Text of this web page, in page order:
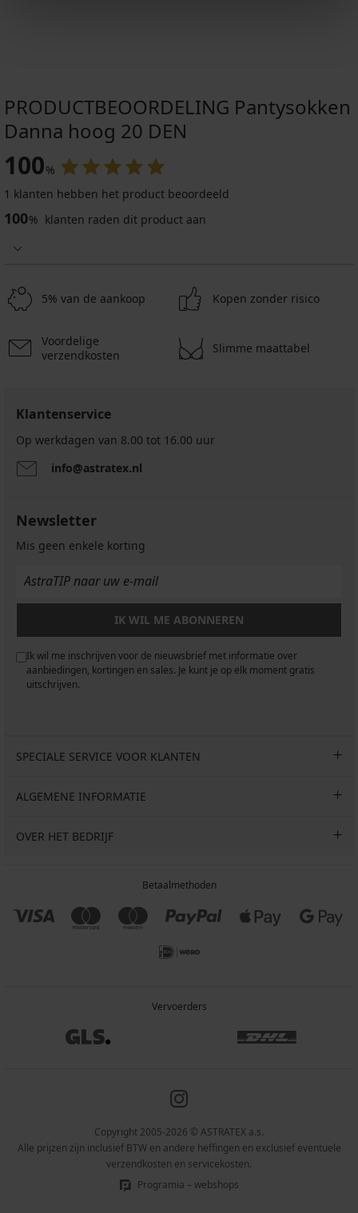
PRODUCTBEOORDELING Pantysokken
Danna hoog 20 DEN
100%
1 klanten hebben het product beoordeeld
100% klanten raden dit product aan
5% van de aankoop Kopen zonder risico
Voordelige
verzendkosten
Slimme maattabel
Klantenservice
Op werkdagen van 8.00 tot 16.00 uur
info@astratex.nl
Newsletter
Mis geen enkele korting
IK WIL ME ABONNEREN
Ik wil me inschrijven voor de nieuwsbrief met informatie over
aanbiedingen, kortingen en sales. Je kunt je op elk moment gratis
uitschrijven.
SPECIALE SERVICE VOOR KLANTEN
ALGEMENE INFORMATIE
OVER HET BEDRIJF
Betaalmethoden
Vervoerders
Copyright 2005-2026 © ASTRATEX a.s.
Alle prijzen zijn inclusief BTW en andere heffingen en exclusief eventuele
verzendkosten en servicekosten.
Programia – webshops